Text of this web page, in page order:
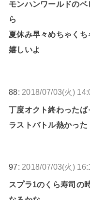
モンハンワールドの
ら
夏休み早々めちゃくち
嬉しいよ
88: 2018/07/03(火)
丁度オクト終わったば
ラストバトル熱かった
97: 2018/07/03(火)
スプラ1のくら寿司の